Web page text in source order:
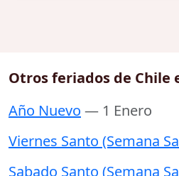
Otros feriados de Chile
Año Nuevo — 1 Enero
Viernes Santo (Semana
Sabado Santo (Semana